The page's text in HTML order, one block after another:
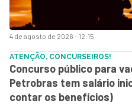
4 de agosto de 2026 - 12:15
ATENÇÃO, CONCURSEIROS!
Concurso público para
Petrobras tem salário
contar os benefícios)